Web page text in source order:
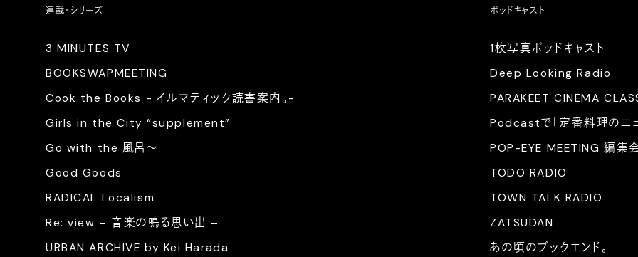
連載・シリーズ
3 MINUTES TV
BOOKSWAPMEETING
Cook the Books - イルマティック読書案内。-
Girls in the City “supplement”
Go with the 風呂〜
Good Goods
RADICAL Localism
Re: view – 音楽の鳴る思い出 –
URBAN ARCHIVE by Kei Harada
ポッドキャスト
1枚写真ポッドキャスト
Deep Looking Radio
PARAKEET CINEMA
Podcastで「定番料理のニュ
POP-EYE MEETING 編集
TODO RADIO
TOWN TALK RADIO
ZATSUDAN
あの頃のブックエンド。